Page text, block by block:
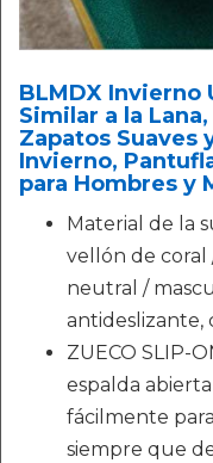
BLMDX Invierno
Similar a la
Zapatos Suaves
Invierno,
para Hombres y
Material de la
vellón de coral
neutral /
antideslizante,
ZUECO SLIP-
espalda
fácilmente
siempre que